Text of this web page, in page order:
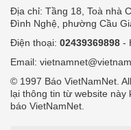
Địa chỉ: Tầng 18, Toà nhà
Đình Nghệ, phường Cầu
Điện thoại: 02439369898 -
Email:
© 1997 Báo VietNamNet.
lại thông tin từ website này
báo VietNamNet.